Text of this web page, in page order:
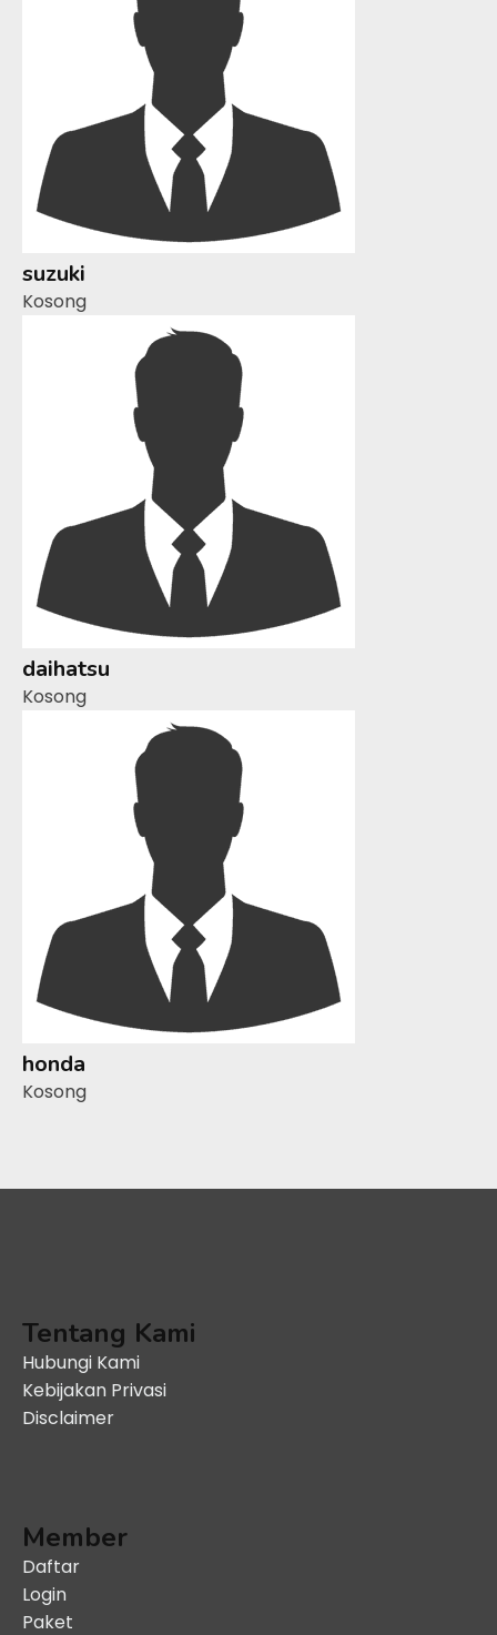
suzuki
Kosong
daihatsu
Kosong
honda
Kosong
Tentang Kami
Hubungi Kami
Kebijakan Privasi
Disclaimer
Member
Daftar
Login
Paket